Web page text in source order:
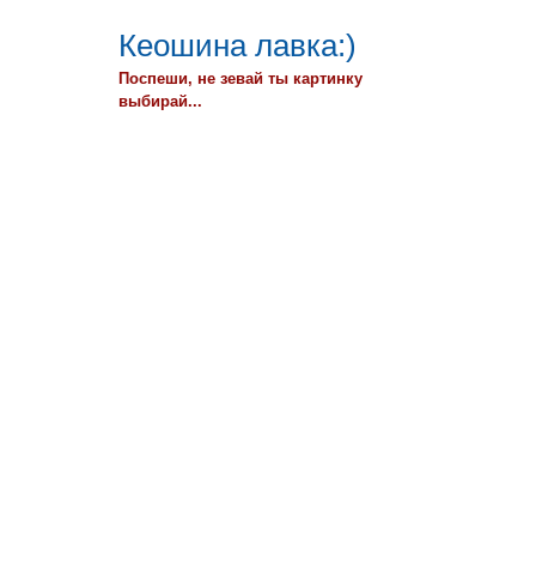
Кеошина лавка:)
Поспеши, не зевай ты картинку
выбирай...